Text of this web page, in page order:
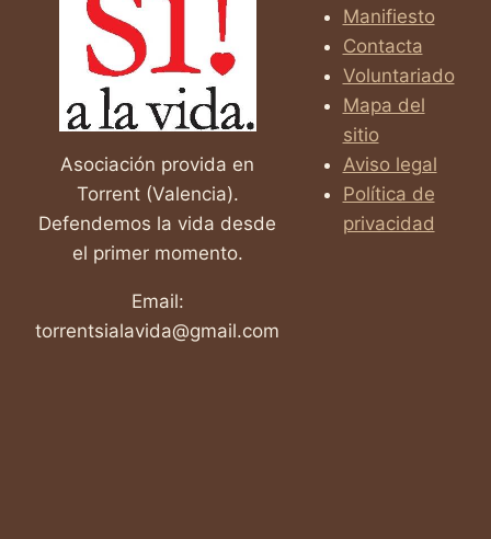
CONCURSO
DE
DIBUJO
INFANTIL
2026
Asociación provida en
Torrent (Valencia).
Defendemos la vida desde
el primer momento.
Email:
torrentsialavida@gmail.com
Manifiesto
Contacta
Voluntariado
Mapa del
sitio
Aviso legal
Política de
privacidad